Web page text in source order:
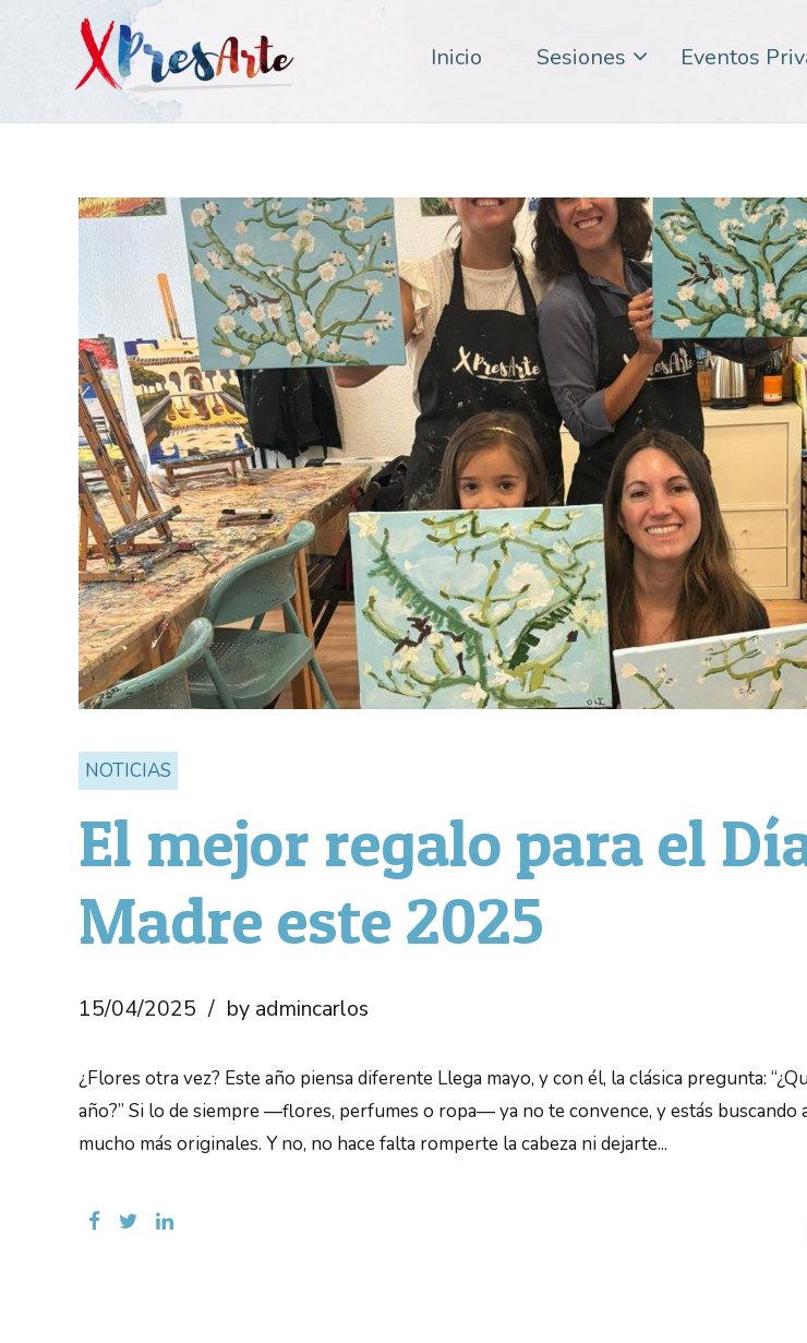
Inicio Sesiones Eventos
NOTICIAS
El mejor regalo para el
Madre este 2025
15/04/2025 by admincarlos
¿Flores otra vez? Este año piensa diferente Llega mayo, y con él, la clásica pregunta:
año?” Si lo de siempre —flores, perfumes o ropa— ya no te convence, y estás buscando
mucho más originales. Y no, no hace falta romperte la cabeza ni dejarte...